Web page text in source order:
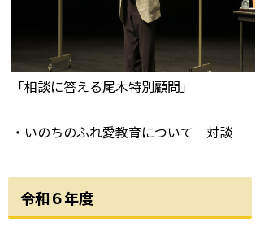
「相談に答える尾木特別顧問」
・いのちのふれ愛教育について 対談
令和６年度